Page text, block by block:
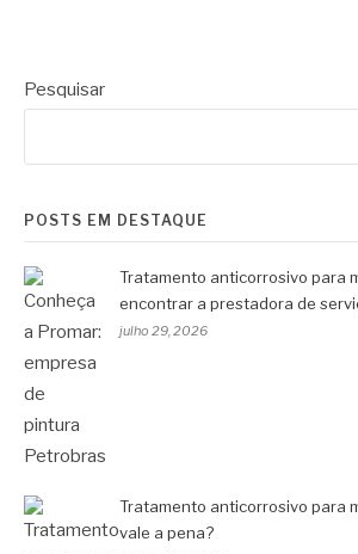
Pesquisar
POSTS EM DESTAQUE
Tratamento anticorrosivo para
encontrar a prestadora de
julho 29, 2026
Tratamento anticorrosivo para
vale a pena?